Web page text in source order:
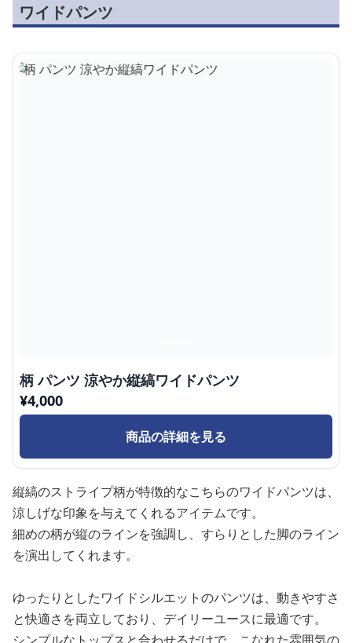
ワイドパンツ
柄 パンツ 涼やか縦縞ワイドパンツ
¥4,000
商品の詳細を見る
縦縞のストライプ柄が特徴的なこちらのワイドパンツは、
涼しげな印象を与えてくれるアイテムです。
細めの柄が縦のラインを強調し、すらりとした脚のライン
を演出してくれます。
ゆったりとしたワイドシルエットのパンツは、動きやすさ
と快適さを両立しており、デイリーユースに最適です。